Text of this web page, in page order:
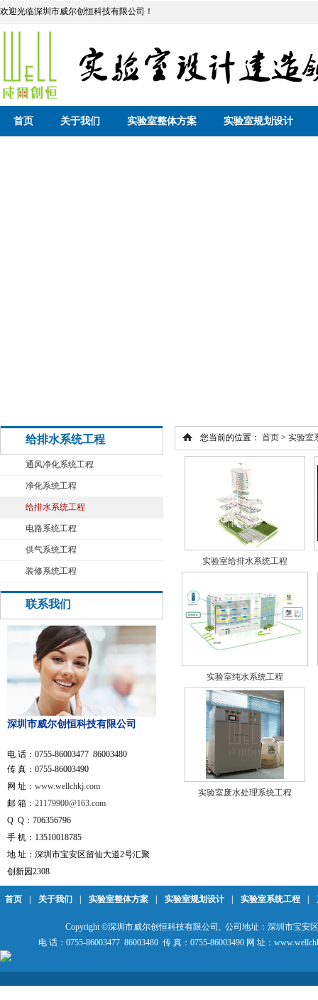
欢迎光临深圳市威尔创恒科技有限公司！
首页 关于我们 实验室整体方案 实验室规划设计
给排水系统工程
通风净化系统工程
净化系统工程
给排水系统工程
电路系统工程
供气系统工程
装修系统工程
联系我们
深圳市威尔创恒科技有限公司
电 话：0755-86003477 86003480
传 真：0755-86003490
网 址： www.wellchkj.com
邮 箱： 21179900@163.com
Q Q：706356796
手 机：13510018785
地 址：深圳市宝安区留仙大道2号汇聚
创新园2308
您当前的位置： 首页 > 实验室
实验室给排水系统工程
实验室纯水系统工程
实验室废水处理系统工程
首页 关于我们 实验室整体方案 实验室规划设计 实验室系统工程
Copyright ©深圳市威尔创恒科技有限公司, 公司地址：深圳市宝安
电 话：0755-86003477 86003480 传 真：0755-86003490 网 址：